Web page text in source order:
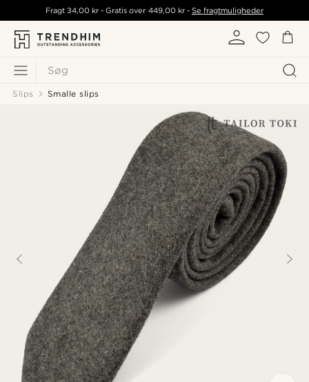
Søg
Fragt34,00 kr - Gratis over 449,00 kr- Se fragtmuligheder
Slips Smalle slips